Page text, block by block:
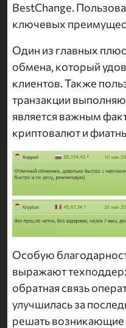
BestChange.
ключевых
Один из главных
обмена, который
клиентов. Также
транзакции
является важным
криптовалют и
Особую
выражают
обратная связь
улучшилась за
решать